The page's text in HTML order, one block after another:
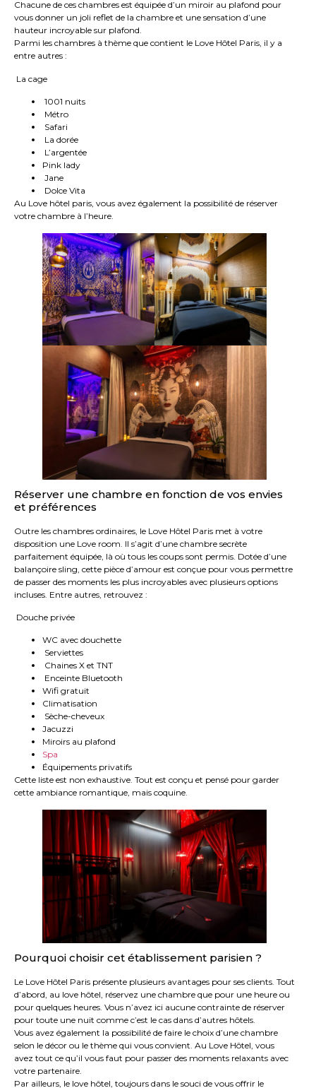
Chacune de ces chambres est équipée d’un miroir au plafond pour
vous donner un joli reflet de la chambre et une sensation d’une
hauteur incroyable sur plafond.
Parmi les chambres à thème que contient le Love Hôtel Paris, il y a
entre autres :
La cage
1001 nuits
Métro
Safari
La dorée
L’argentée
Pink lady
Jane
Dolce Vita
Au Love hôtel paris, vous avez également la possibilité de réserver
votre chambre à l’heure.
Réserver une chambre en fonction de vos envies
et préférences
Outre les chambres ordinaires, le Love Hôtel Paris met à votre
disposition une Love room. Il s’agit d’une chambre secrète
parfaitement équipée, là où tous les coups sont permis. Dotée d’une
balançoire sling, cette pièce d’amour est conçue pour vous permettre
de passer des moments les plus incroyables avec plusieurs options
incluses. Entre autres, retrouvez :
Douche privée
WC avec douchette
Serviettes
Chaines X et TNT
Enceinte Bluetooth
Wifi gratuit
Climatisation
Sèche-cheveux
Jacuzzi
Miroirs au plafond
Spa
Équipements privatifs
Cette liste est non exhaustive. Tout est conçu et pensé pour garder
cette ambiance romantique, mais coquine.
Pourquoi choisir cet établissement parisien ?
Le Love Hôtel Paris présente plusieurs avantages pour ses clients. Tout
d’abord, au love hôtel, réservez une chambre que pour une heure ou
pour quelques heures. Vous n’avez ici aucune contrainte de réserver
pour toute une nuit comme c’est le cas dans d’autres hôtels.
Vous avez également la possibilité de faire le choix d’une chambre
selon le décor ou le thème qui vous convient. Au Love Hôtel, vous
avez tout ce qu’il vous faut pour passer des moments relaxants avec
votre partenaire.
Par ailleurs, le love hôtel, toujours dans le souci de vous offrir le